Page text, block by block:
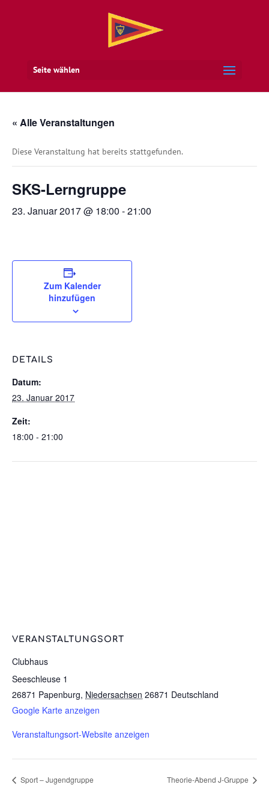
Seite wählen
« Alle Veranstaltungen
Diese Veranstaltung hat bereits stattgefunden.
SKS-Lerngruppe
23. Januar 2017 @ 18:00 -21:00
Zum Kalender
hinzufügen
DETAILS
Datum:
23. Januar 2017
Zeit:
18:00 - 21:00
VERANSTALTUNGSORT
Clubhaus
Seeschleuse 1
26871 Papenburg, Niedersachsen 26871 Deutschland
Google Karte anzeigen
Veranstaltungsort-Website anzeigen
Sport – Jugendgruppe Theorie-Abend J-Gruppe